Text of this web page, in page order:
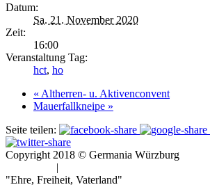
Datum:
Sa. 21. November 2020
Zeit:
16:00
Veranstaltung Tag:
hct, ho
« Altherren- u. Aktivenconvent
Mauerfallkneipe »
Seite teilen:
Copyright 2018 © Germania Würzburg
|
"Ehre, Freiheit, Vaterland"